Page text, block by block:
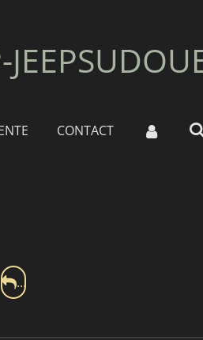
CONTACT
...